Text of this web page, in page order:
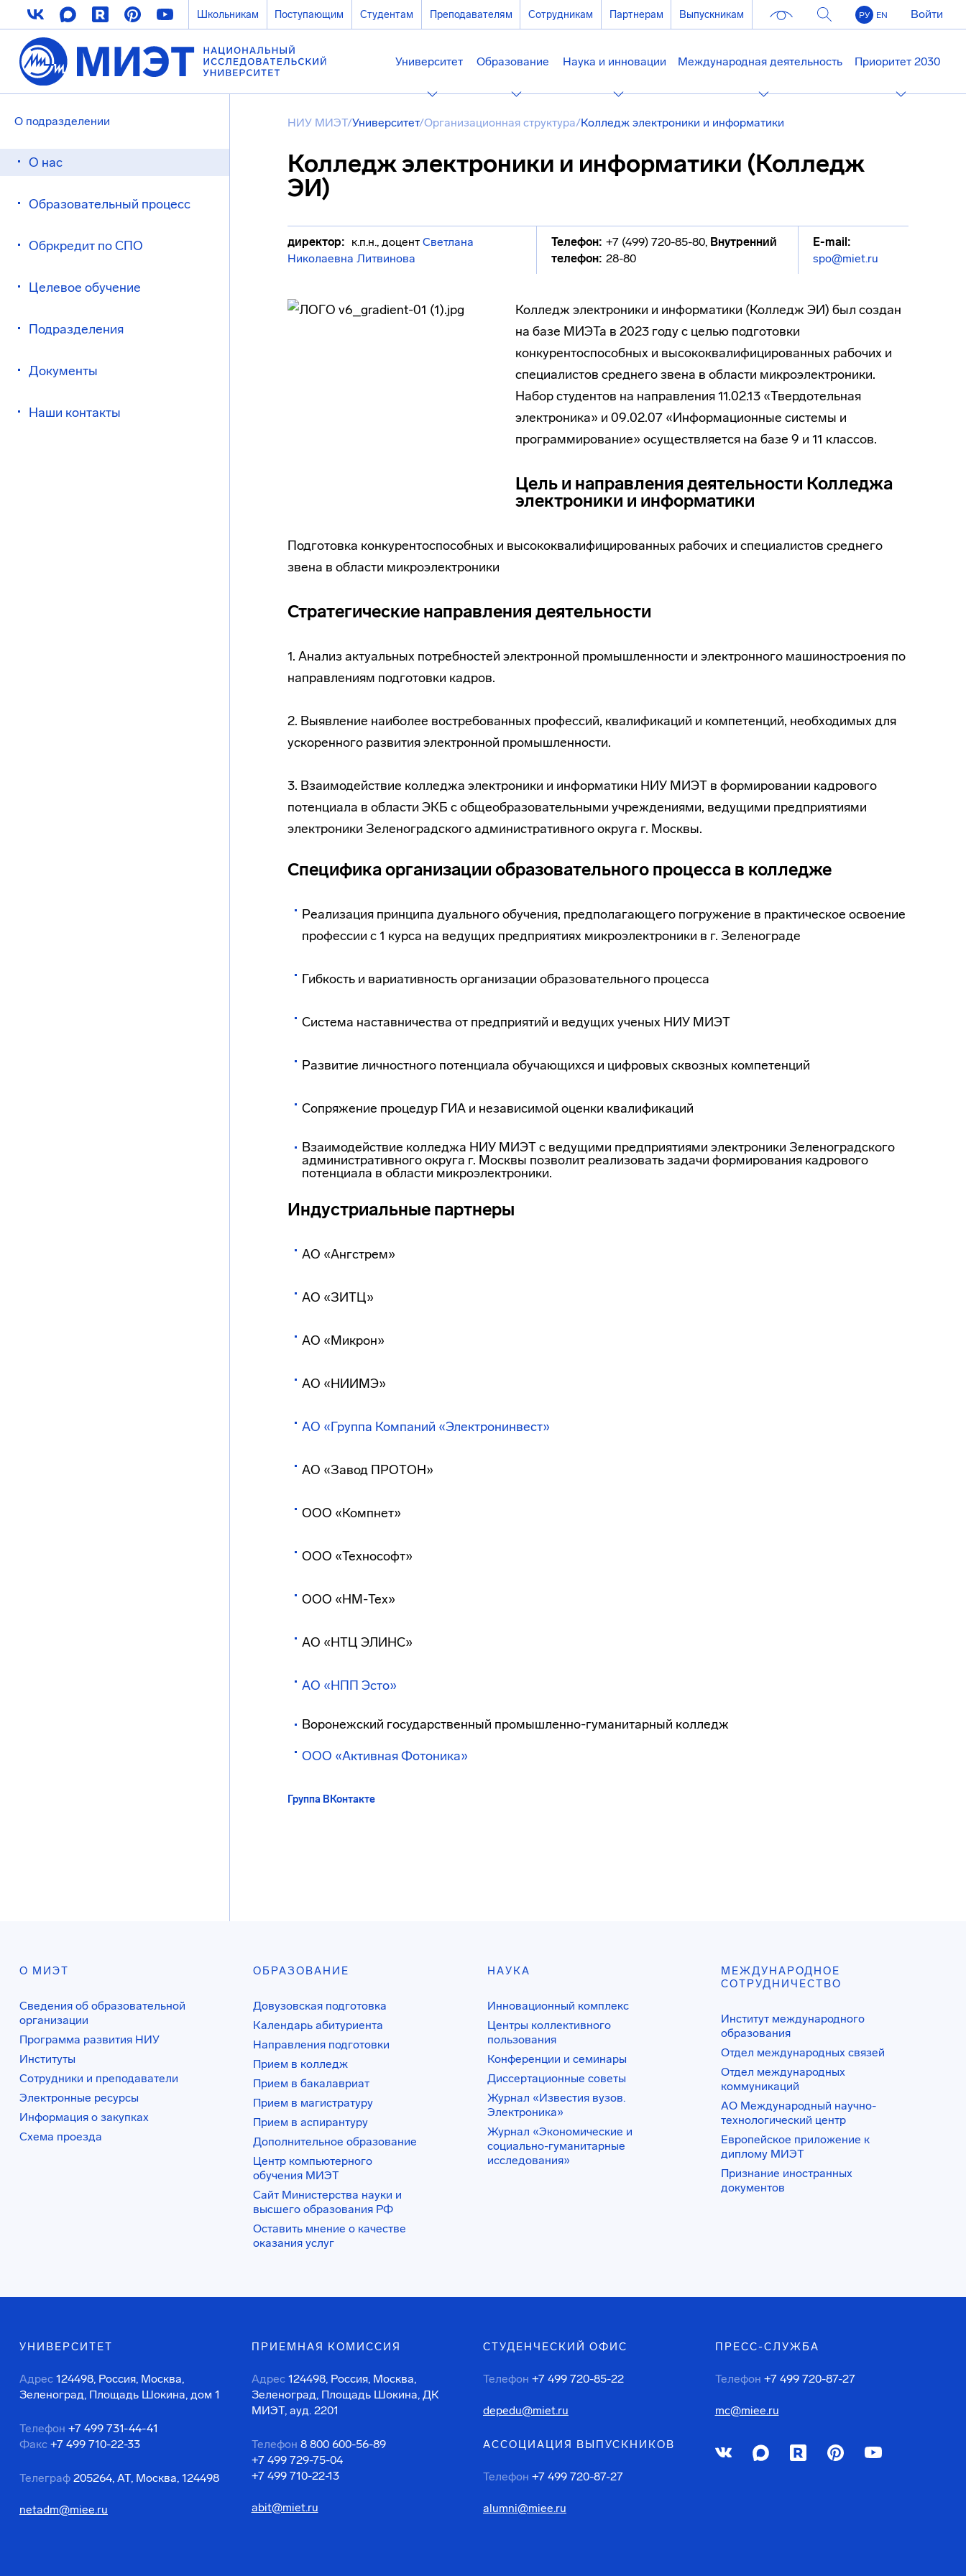
Школьникам Поступающим Студентам Преподавателям Сотрудникам Партнерам Выпускникам РУ EN Войти
Университет Образование Наука и инновации Международная деятельность Приоритет 2030
О подразделении
О нас
Образовательный процесс
Обркредит по СПО
Целевое обучение
Подразделения
Документы
Наши контакты
НИУ МИЭТ/Университет/Организационная структура/Колледж электроники и информатики
Колледж электроники и информатики (Колледж
ЭИ)
директор: к.п.н., доцент Светлана
Николаевна Литвинова
Телефон: +7 (499) 720-85-80, Внутренний
телефон: 28-80
E-mail:
spo@miet.ru
Колледж электроники и информатики (Колледж ЭИ) был создан
на базе МИЭТа в 2023 году с целью подготовки
конкурентоспособных и высококвалифицированных рабочих и
специалистов среднего звена в области микроэлектроники.
Набор студентов на направления 11.02.13 «Твердотельная
электроника» и 09.02.07 «Информационные системы и
программирование» осуществляется на базе 9 и 11 классов.
Цель и направления деятельности Колледжа
электроники и информатики
Подготовка конкурентоспособных и высококвалифицированных рабочих и специалистов среднего
звена в области микроэлектроники
Стратегические направления деятельности
1. Анализ актуальных потребностей электронной промышленности и электронного машиностроения по
направлениям подготовки кадров.
2. Выявление наиболее востребованных профессий, квалификаций и компетенций, необходимых для
ускоренного развития электронной промышленности.
3. Взаимодействие колледжа электроники и информатики НИУ МИЭТ в формировании кадрового
потенциала в области ЭКБ с общеобразовательными учреждениями, ведущими предприятиями
электроники Зеленоградского административного округа г. Москвы.
Специфика организации образовательного процесса в колледже
Реализация принципа дуального обучения, предполагающего погружение в практическое освоение
профессии с 1 курса на ведущих предприятиях микроэлектроники в г. Зеленограде
Гибкость и вариативность организации образовательного процесса
Система наставничества от предприятий и ведущих ученых НИУ МИЭТ
Развитие личностного потенциала обучающихся и цифровых сквозных компетенций
Сопряжение процедур ГИА и независимой оценки квалификаций
Взаимодействие колледжа НИУ МИЭТ с ведущими предприятиями электроники Зеленоградского
административного округа г. Москвы позволит реализовать задачи формирования кадрового
потенциала в области микроэлектроники.
Индустриальные партнеры
АО «Ангстрем»
АО «ЗИТЦ»
АО «Микрон»
АО «НИИМЭ»
АО «Группа Компаний «Электронинвест»
АО «Завод ПРОТОН»
ООО «Компнет»
ООО «Технософт»
ООО «НМ-Тех»
АО «НТЦ ЭЛИНС»
АО «НПП Эсто»
Воронежский государственный промышленно-гуманитарный колледж
ООО «Активная Фотоника»
Группа ВКонтакте
О МИЭТ
Сведения об образовательной
организации
Программа развития НИУ
Институты
Сотрудники и преподаватели
Электронные ресурсы
Информация о закупках
Схема проезда
ОБРАЗОВАНИЕ
Довузовская подготовка
Календарь абитуриента
Направления подготовки
Прием в колледж
Прием в бакалавриат
Прием в магистратуру
Прием в аспирантуру
Дополнительное образование
Центр компьютерного
обучения МИЭТ
Сайт Министерства науки и
высшего образования РФ
Оставить мнение о качестве
оказания услуг
НАУКА
Инновационный комплекс
Центры коллективного
пользования
Конференции и семинары
Диссертационные советы
Журнал «Известия вузов.
Электроника»
Журнал «Экономические и
социально-гуманитарные
исследования»
МЕЖДУНАРОДНОЕ
СОТРУДНИЧЕСТВО
Институт международного
образования
Отдел международных связей
Отдел международных
коммуникаций
АО Международный научно-
технологический центр
Европейское приложение к
диплому МИЭТ
Признание иностранных
документов
УНИВЕРСИТЕТ
Адрес 124498, Россия, Москва,
Зеленоград, Площадь Шокина, дом 1
Телефон +7 499 731-44-41
Факс +7 499 710-22-33
Телеграф 205264, АТ, Москва, 124498
netadm@miee.ru
ПРИЕМНАЯ КОМИССИЯ
Адрес 124498, Россия, Москва,
Зеленоград, Площадь Шокина, ДК
МИЭТ, ауд. 2201
Телефон 8 800 600-56-89
+7 499 729-75-04
+7 499 710-22-13
abit@miet.ru
СТУДЕНЧЕСКИЙ ОФИС
Телефон +7 499 720-85-22
depedu@miet.ru
АССОЦИАЦИЯ ВЫПУСКНИКОВ
Телефон +7 499 720-87-27
alumni@miee.ru
ПРЕСС-СЛУЖБА
Телефон +7 499 720-87-27
mc@miee.ru